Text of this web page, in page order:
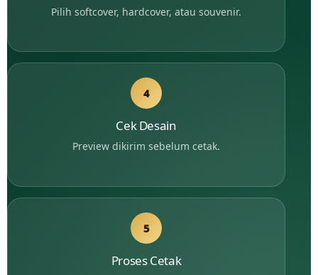
Pilih softcover, hardcover, atau souvenir.
4
Cek Desain
Preview dikirim sebelum cetak.
5
Proses Cetak